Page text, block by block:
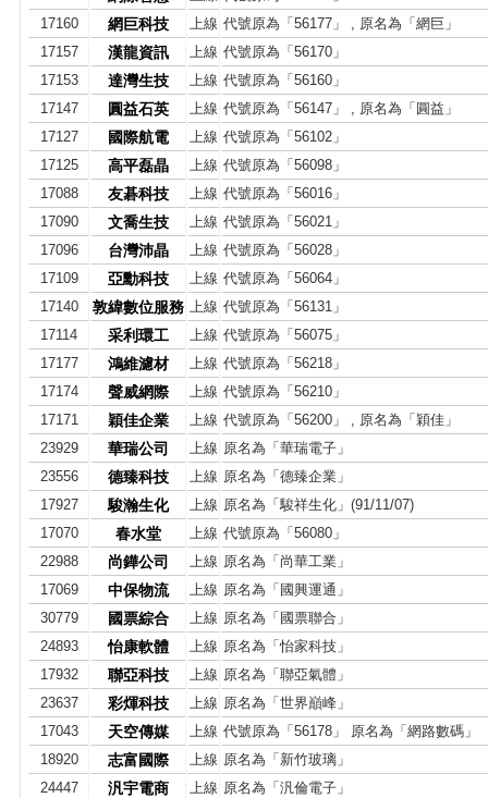
17160
網巨科技 上線 代號原為「56177」 , 原名為「網巨」
17157
漢龍資訊 上線 代號原為「56170」
17153
達灣生技 上線 代號原為「56160」
17147
圓益石英 上線 代號原為「56147」 , 原名為「圓益」
17127
國際航電 上線 代號原為「56102」
17125
高平磊晶 上線 代號原為「56098」
17088
友碁科技 上線 代號原為「56016」
17090
文喬生技 上線 代號原為「56021」
17096
台灣沛晶 上線 代號原為「56028」
17109
亞勳科技 上線 代號原為「56064」
17140
敦緯數位服務 上線 代號原為「56131」
17114
采利環工 上線 代號原為「56075」
17177
鴻維濾材 上線 代號原為「56218」
17174
聲威網際 上線 代號原為「56210」
17171
穎佳企業 上線 代號原為「56200」 , 原名為「穎佳」
23929
華瑞公司 上線 原名為「華瑞電子」
23556
德臻科技 上線 原名為「德臻企業」
17927
駿瀚生化 上線 原名為「駿祥生化」(91/11/07)
17070
春水堂 上線 代號原為「56080」
22988
尚鏵公司 上線 原名為「尚華工業」
17069
中保物流 上線 原名為「國興運通」
30779
國票綜合 上線 原名為「國票聯合」
24893
怡康軟體 上線 原名為「怡家科技」
17932
聯亞科技 上線 原名為「聯亞氣體」
23637
彩煇科技 上線 原名為「世界巔峰」
17043
天空傳媒 上線 代號原為「56178」 原名為「網路數碼」
18920
志富國際 上線 原名為「新竹玻璃」
24447
汎宇電商 上線 原名為「汎倫電子」